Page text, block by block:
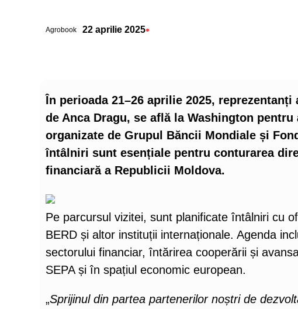
Agrobook 22 aprilie 2025•
În perioada 21–26 aprilie 2025,
de Anca Dragu, se află la Washington
organizate de Grupul Băncii Mondiale și
întâlniri sunt esențiale pentru conturarea
financiară a Republicii Moldova.
Pe parcursul vizitei, sunt planificate întâlniri cu
BERD și altor instituții internaționale. Agenda
sectorului financiar, întărirea cooperării și
SEPA și în spațiul economic european.
„Sprijinul din partea partenerilor noștri de